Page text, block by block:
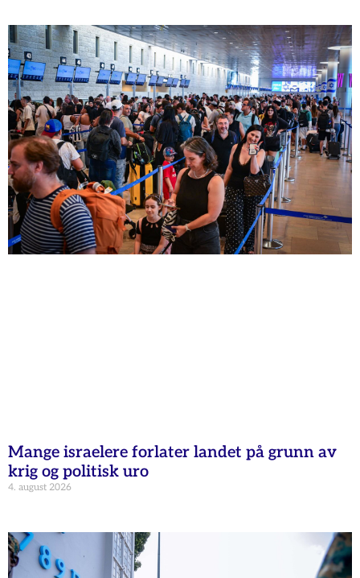
Mange israelere forlater landet på grunn av
krig og politisk uro
4. august 2026